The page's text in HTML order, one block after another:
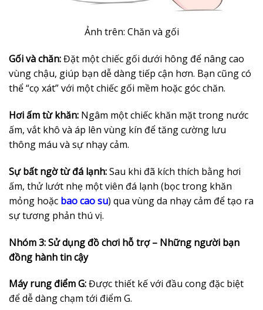
Ảnh trên: Chăn và gối
Gối và chăn:Đặt một chiếc gối dưới hông để nâng cao
vùng chậu, giúp bạn dễ dàng tiếp cận hơn. Bạn cũng có
thể “cọ xát” với một chiếc gối mềm hoặc góc chăn.
Hơi ấm từ khăn: Ngâm một chiếc khăn mặt trong nước
ấm, vắt khô và áp lên vùng kín để tăng cường lưu
thông máu và sự nhạy cảm.
Sự bất ngờ từ đá lạnh:Sau khi đã kích thích bằng hơi
ấm, thử lướt nhẹ một viên đá lạnh (bọc trong khăn
mỏng hoặc bao cao su) qua vùng da nhạy cảm để tạo ra
sự tương phản thú vị.
Nhóm 3: Sử dụng đồ chơi hỗ trợ – Những người bạn
đồng hành tin cậy
Máy rung điểm G:Được thiết kế với đầu cong đặc biệt
để dễ dàng chạm tới điểm G.